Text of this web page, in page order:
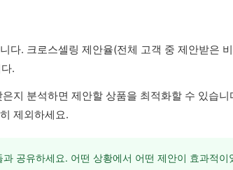
다. 크로스셀링 제안율(전체 고객 중 제안받은
.
지 분석하면 제안할 상품을 최적화할 수 있습
제외하세요.
공유하세요. 어떤 상황에서 어떤 제안이 효과적